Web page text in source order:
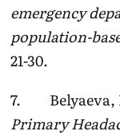
emergency
population-
21-30.
7. Belyaeva,
Primary